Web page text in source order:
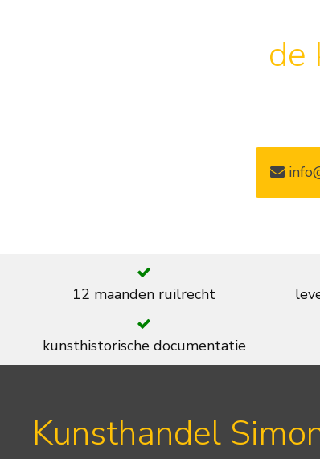
de
12 maanden ruilrecht
kunsthistorische documentatie
Kunsthandel